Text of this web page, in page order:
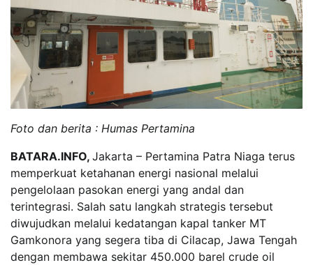
Foto dan berita : Humas Pertamina
BATARA.INFO, Jakarta – Pertamina Patra Niaga terus
memperkuat ketahanan energi nasional melalui
pengelolaan pasokan energi yang andal dan
terintegrasi. Salah satu langkah strategis tersebut
diwujudkan melalui kedatangan kapal tanker MT
Gamkonora yang segera tiba di Cilacap, Jawa Tengah
dengan membawa sekitar 450.000 barel crude oil